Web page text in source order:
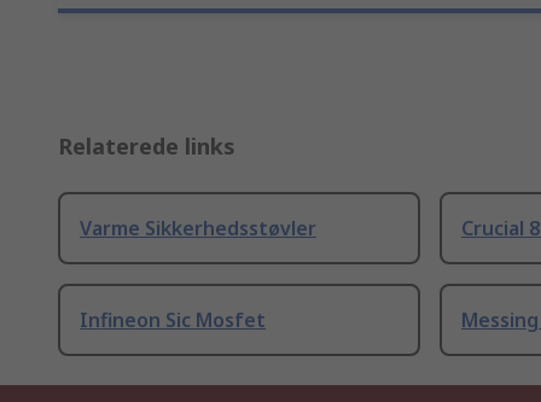
Relaterede links
Varme Sikkerhedsstøvler Crucial
Infineon Sic Mosfet